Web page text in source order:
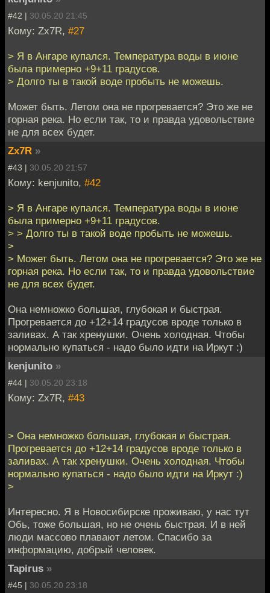
#42 | 30.05.20 21:45
Кому: Zx7R, #27
> Я в Ангаре купался. Температура воды в июне
была примерно +9+11 градусов.
> Долго ты в такой воде пробыть не можешь.
Может быть. Летом она не прогревается? Это же не
горная река. Но если так, то и правда удовольствие
не для всех будет.
Zx7R »
#43 | 30.05.20 21:57
Кому: kenjunito, #42
> Я в Ангаре купался. Температура воды в июне
была примерно +9+11 градусов.
> > Долго ты в такой воде пробыть не можешь.
>
> Может быть. Летом она не прогревается? Это же не
горная река. Но если так, то и правда удовольствие
не для всех будет.
Она немножко большая, глубокая и быстрая.
Прогревается до +12+14 градусов вроде только в
заливах. А так хренушки. Очень холодная. Чтобы
нормально купаться - надо было идти на Иркут :)
kenjunito »
#44 | 30.05.20 23:18
Кому: Zx7R, #43
> Она немножко большая, глубокая и быстрая.
Прогревается до +12+14 градусов вроде только в
заливах. А так хренушки. Очень холодная. Чтобы
нормально купаться - надо было идти на Иркут :)
>
Интересно. Я в Новосибирске проживаю, у нас тут
Обь, тоже большая, но не очень быстрая. И в ней
люди массово плавают летом. Спасибо за
информацию, добрый человек.
Tapirus »
#45 | 30.05.20 23:18